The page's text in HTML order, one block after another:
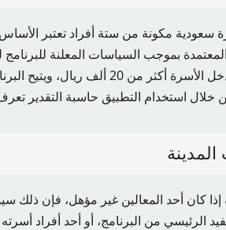
مكونة من ستة أفراد تعتبر
بموجب السياسات المعلنة
ريال، ويتيح البرنامج من خلال
خلال استخدام التطبيق حاسبة التقدير
كان أحد المعالين غير مؤهل، فإن ذلك
الرئيسي من البرنامج، أو أحد أفراد